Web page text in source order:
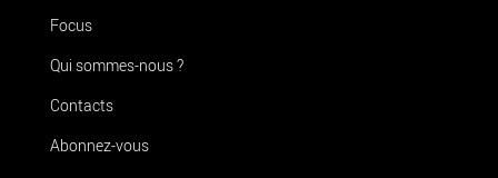
Focus
Qui sommes-nous ?
Contacts
Abonnez-vous